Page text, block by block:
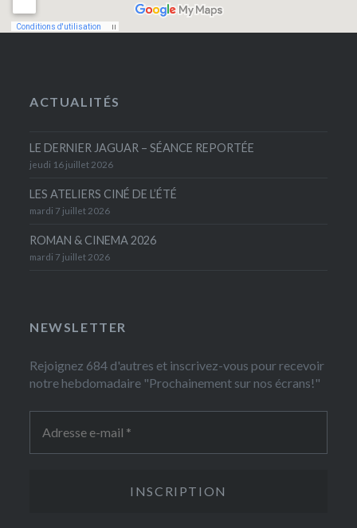
ACTUALITÉS
LE DERNIER JAGUAR – SÉANCE REPORTÉE
jeudi 16 juillet 2026
LES ATELIERS CINÉ DE L’ÉTÉ
mardi 7 juillet 2026
ROMAN & CINEMA 2026
mardi 7 juillet 2026
NEWSLETTER
Rejoignez 684 d'autres et inscrivez-vous pour recevoir
notre hebdomadaire "Prochainement sur nos écrans!"